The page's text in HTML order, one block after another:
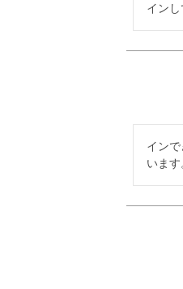
イン
イン
います